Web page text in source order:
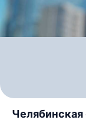
Челябинская